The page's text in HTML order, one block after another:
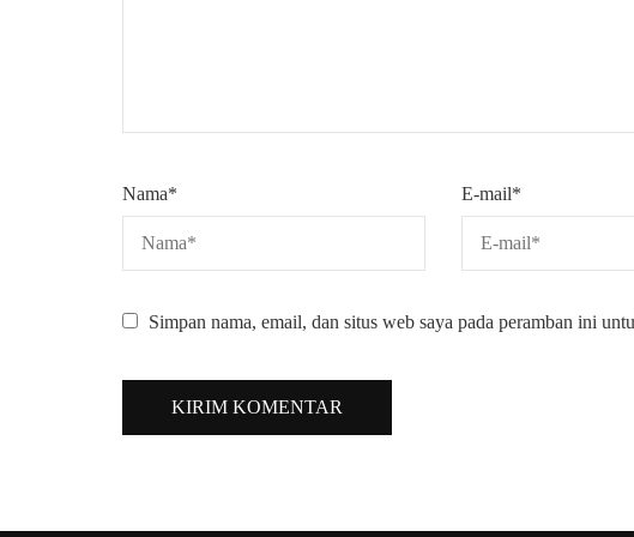
Nama* E-mail*
Simpan nama, email, dan situs web saya pada peramban ini